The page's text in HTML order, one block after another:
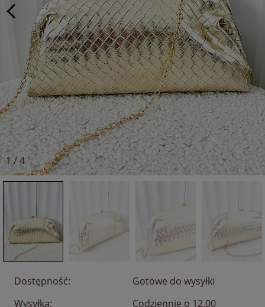
1 /4
Dostępność:
Gotowe do wysyłki
Wysyłka:
Codziennie o 12.00